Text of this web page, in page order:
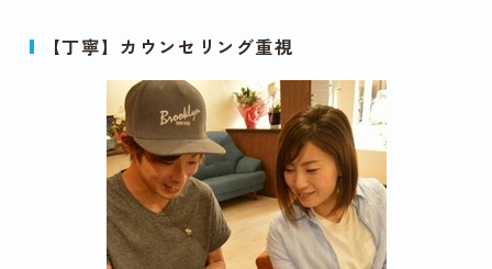
【丁寧】カウンセリング重視